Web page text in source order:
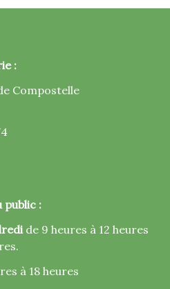
:
Compostelle
public :
de 9 heures à 12 heures
à 18 heures